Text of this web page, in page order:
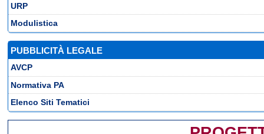
URP
Modulistica
PUBBLICITÀ LEGALE
AVCP
Normativa PA
Elenco Siti Tematici